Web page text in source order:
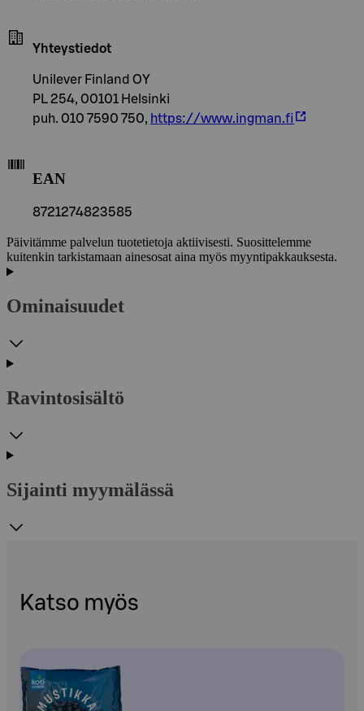
Yhteystiedot
Unilever Finland OY
PL 254, 00101 Helsinki
puh. 010 7590 750, https://www.ingman.fi
EAN
8721274823585
Päivitämme palvelun tuotetietoja aktiivisesti. Suosittelemme
kuitenkin tarkistamaan ainesosat aina myös myyntipakkauksesta.
Ominaisuudet
Ravintosisältö
Sijainti myymälässä
Katso myös